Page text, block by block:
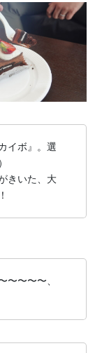
イボ』。選
きいた、大
〜〜〜〜、